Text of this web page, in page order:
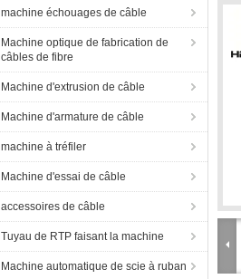
machine échouages de câble
Machine optique de fabrication de
câbles de fibre
Machine d'extrusion de câble
Machine d'armature de câble
machine à tréfiler
Machine d'essai de câble
accessoires de câble
Tuyau de RTP faisant la machine
Machine automatique de scie à ruban